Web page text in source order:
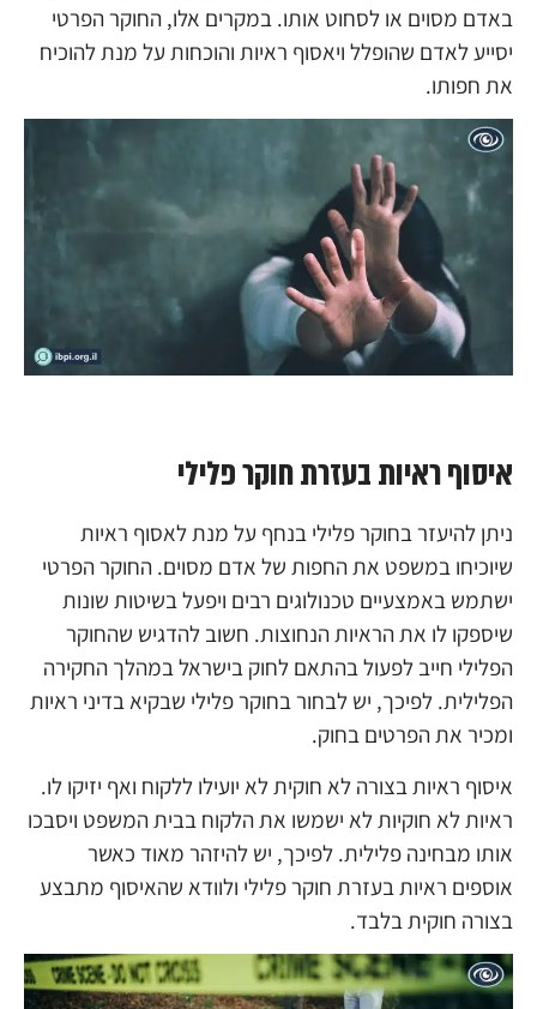
באדם מסוים או לסחוט אותו. במקרים אלו, החוקר הפרטי
יסייע לאדם שהופלל ויאסוף ראיות והוכחות על מנת להוכיח
את חפותו.
איסוף ראיות בעזרת חוקר פלילי
ניתן להיעזר בחוקר פלילי בנחף על מנת לאסוף ראיות
שיוכיחו במשפט את החפות של אדם מסוים. החוקר הפרטי
ישתמש באמצעיים טכנולוגים רבים ויפעל בשיטות שונות
שיספקו לו את הראיות הנחוצות. חשוב להדגיש שהחוקר
הפלילי חייב לפעול בהתאם לחוק בישראל במהלך החקירה
הפלילית. לפיכך, יש לבחור בחוקר פלילי שבקיא בדיני ראיות
ומכיר את הפרטים בחוק.
איסוף ראיות בצורה לא חוקית לא יועילו ללקוח ואף יזיקו לו.
ראיות לא חוקיות לא ישמשו את הלקוח בבית המשפט ויסבכו
אותו מבחינה פלילית. לפיכך, יש להיזהר מאוד כאשר
אוספים ראיות בעזרת חוקר פלילי ולוודא שהאיסוף מתבצע
בצורה חוקית בלבד.